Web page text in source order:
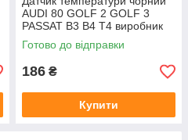
AUDI 80 GOLF 2 GOLF 3
PASSAT B3 B4 T4 виробник
TOPRAN Німеччина
Готово до відправки
186 ₴
Купити